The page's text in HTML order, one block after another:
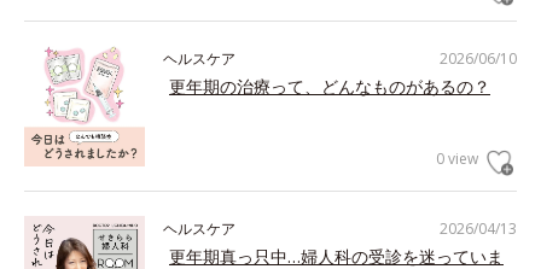
2026/06/10
ヘルスケア
更年期の治療って、どんなものがあるの？
0 view
2026/04/13
ヘルスケア
更年期真っ只中…婦人科の受診を迷っていま